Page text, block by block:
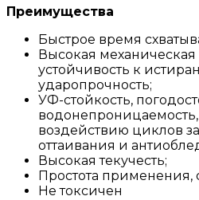
Преимущества
Быстрое время
Высокая механическая
устойчивость к
ударопрочность;
УФ-стойкость,
водонепроницаемость,
воздействию циклов
оттаивания и
Высокая текучесть;
Простота применения,
Не токсичен